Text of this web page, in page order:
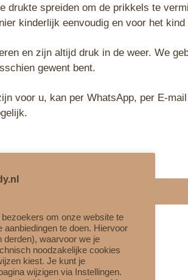
drukte spreiden om de prikkels te
kinderlijk eenvoudig en voor het kind
en zijn altijd druk in de weer. We
gewent bent.
voor u, kan per WhatsApp, per E-
om onze website te
aanbiedingen te doen. Hiervoor
waarvoor we je
noodzakelijke cookies
kiest. Je kunt je
wijzigen via Instellingen.